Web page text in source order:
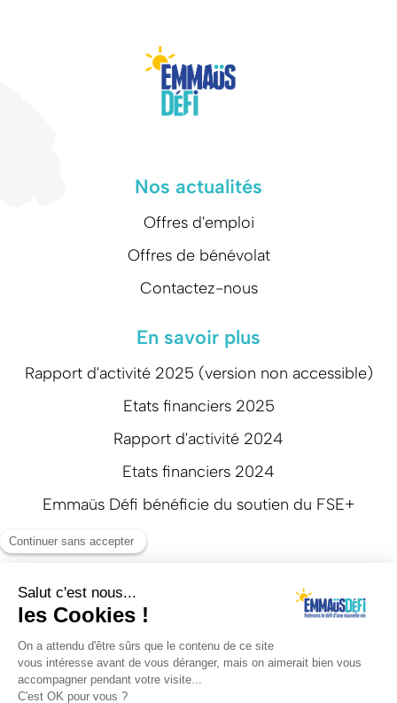
Nos actualités
Offres d'emploi
Offres de bénévolat
Contactez-nous
En savoir plus
Rapport d'activité 2025 (version non accessible)
Etats financiers 2025
Rapport d'activité 2024
Etats financiers 2024
Emmaüs Défi bénéficie du soutien du FSE+
Mentions légales
Politique de confidentialité